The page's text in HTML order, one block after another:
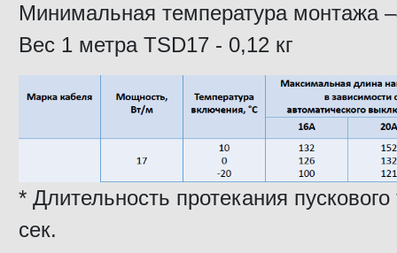
Минимальная температура монтажа
Вес 1 метра TSD17 - 0,12 кг
* Длительность протекания
сек.